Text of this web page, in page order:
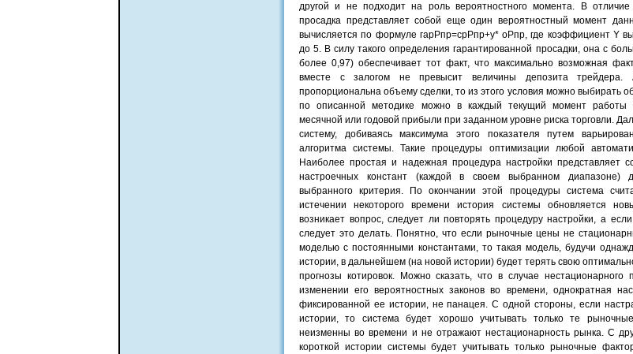
другой и не подходит на роль вероятностного момента. В отличие
просадка представляет собой еще один вероятностный момент
вычисляется по формуле гарРпр=срРпр+у* оРпр, где коэффициент Y
до 5. В силу такого определения гарантированной просадки, она с
более 0,97) обеспечивает тот факт, что максимально возможная
вместе с залогом не превысит величины депозита
пропорциональна объему сделки, то из этого условия можно выбирать
по описанной методике можно в каждый текущий момент работы
месячной или годовой прибыли при заданном уровне риска торговли.
систему, добиваясь максимума этого показателя путем
алгоритма системы. Такие процедуры оптимизации любой
Наиболее простая и надежная процедура настройки представляет
настроечных констант (каждой в своем выбранном диапазоне)
выбранного критерия. По окончании этой процедуры система
истечении некоторого времени история системы обновляется
возникает вопрос, следует ли повторять процедуру настройки, а
следует это делать. Понятно, что если рыночные цены не
моделью с постоянными константами, то такая модель, будучи
истории, в дальнейшем (на новой истории) будет терять свою
прогнозы котировок. Можно сказать, что в случае
изменении его вероятностных законов во времени, однократная
фиксированной ее истории, не панацея. С одной стороны, если
истории, то система будет хорошо учитывать только те
неизменны во времени и не отражают нестационарность рынка. С
короткой истории системы будет учитывать только рыночные